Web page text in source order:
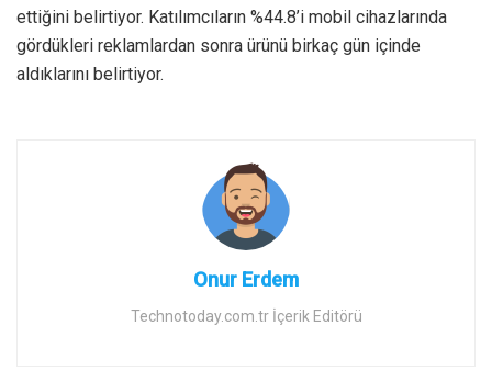
ettiğini belirtiyor. Katılımcıların %44.8’i mobil cihazlarında
gördükleri reklamlardan sonra ürünü birkaç gün içinde
aldıklarını belirtiyor.
Onur Erdem
Technotoday.com.tr İçerik Editörü